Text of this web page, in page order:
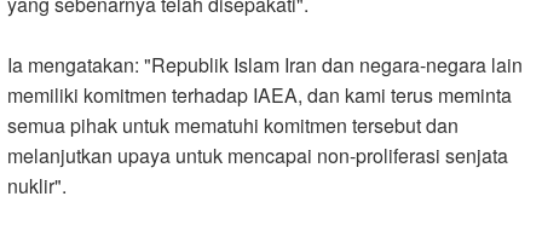
Ia mengatakan: "Republik Islam Iran dan negara-negara lain
memiliki komitmen terhadap IAEA, dan kami terus meminta
semua pihak untuk mematuhi komitmen tersebut dan
melanjutkan upaya untuk mencapai non-proliferasi senjata
nuklir."